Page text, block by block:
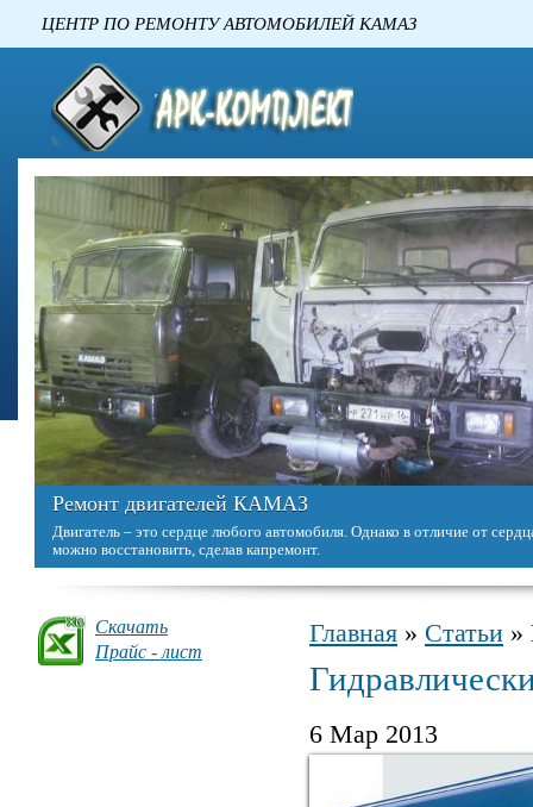
ЦЕНТР ПО РЕМОНТУ
Ремонт двигателей КАМАЗ
Двигатель – это сердце любого автомобиля. Однако в отличие от
можно восстановить, сделав капремонт.
Скачать
Прайс - лист
Вы здесь
Главная » Статьи »
6 Мар 2013